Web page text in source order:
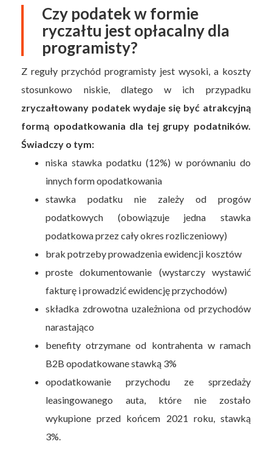
Czy podatek w formie
ryczałtu jest opłacalny dla
programisty?
Z reguły przychód programisty jest wysoki, a koszty
stosunkowo niskie, dlatego w ich przypadku
zryczałtowany podatek wydaje się być atrakcyjną
formą opodatkowania dla tej grupy podatników.
Świadczy o tym:
niska stawka podatku (12%) w porównaniu do
innych form opodatkowania
stawka podatku nie zależy od progów
podatkowych (obowiązuje jedna stawka
podatkowa przez cały okres rozliczeniowy)
brak potrzeby prowadzenia ewidencji kosztów
proste dokumentowanie (wystarczy wystawić
fakturę i prowadzić ewidencję przychodów)
składka zdrowotna uzależniona od przychodów
narastająco
benefity otrzymane od kontrahenta w ramach
B2B opodatkowane stawką 3%
opodatkowanie przychodu ze sprzedaży
leasingowanego auta, które nie zostało
wykupione przed końcem 2021 roku, stawką
3%.